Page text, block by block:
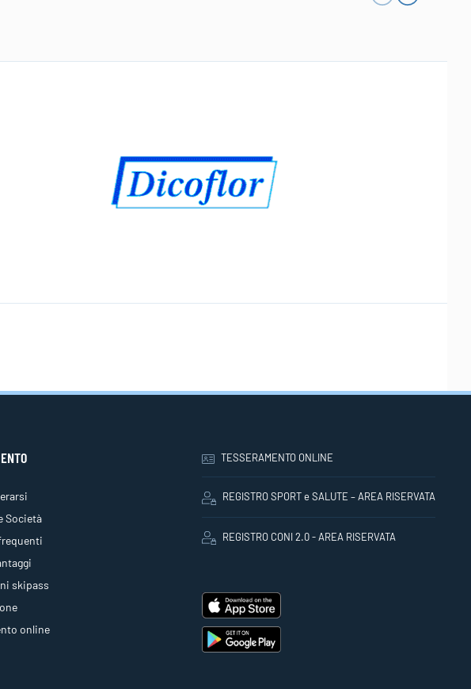
Società
skipass
online
TESSERAMENTO ONLINE
REGISTRO SPORT e SALUTE – AREA RISERVATA
REGISTRO CONI 2.0 - AREA RISERVATA